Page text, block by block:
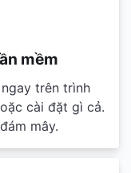
mềm
trên trình
cài đặt gì cả.
mây.